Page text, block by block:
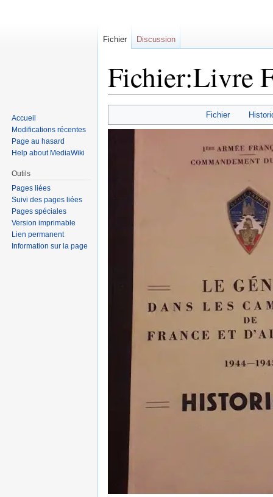
Fichier:Livre
à
navigation
à
recherche
Fichier
Fichier Discussion
Accueil
Modifications récentes
Page au hasard
Help about MediaWiki
Outils
Pages liées
Suivi des pages liées
Pages spéciales
Version imprimable
Lien permanent
Information sur la page